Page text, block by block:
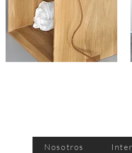
Nosotros